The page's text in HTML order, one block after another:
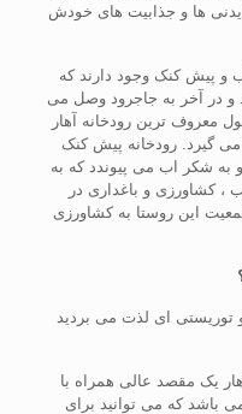
ها و جذابیت های خودش
و پیش کنک وجود دارند که
در آخر به جاجرود وصل می
اب با ۱۵ کیلومتر طول معروف ترین رودخانه آهار
گیرد. رودخانه پیش کنک
شکر اب می پیوندد که به
، کشاورزی و باغداری در
این روستا به کشاورزی
توریستی ای لذت می بردید
یک مقصد عالی همراه با
باشد که می توانید برای